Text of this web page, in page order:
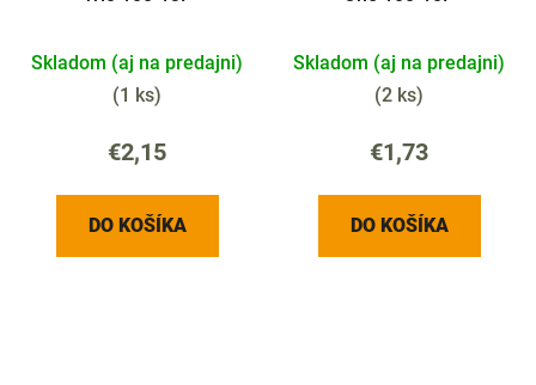
Skladom (aj na predajni)
(1 ks)
€2,15
DO KOŠÍKA
Skladom (aj na predajni)
(2 ks)
€1,73
DO KOŠÍKA